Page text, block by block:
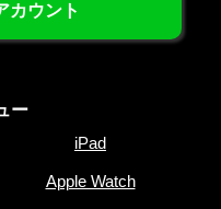
カウント
ー
iPad
Apple Watch